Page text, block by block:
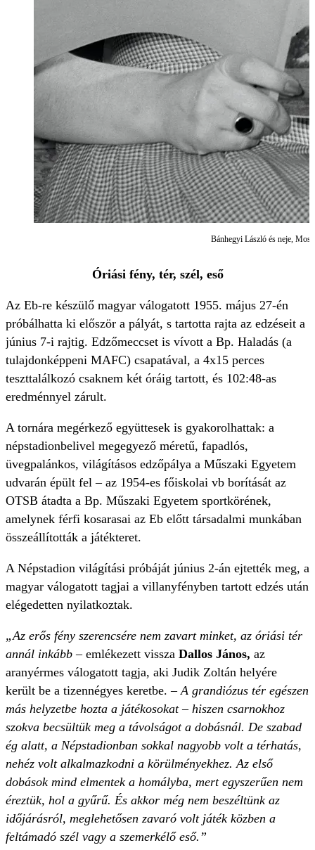
Bánhegyi László és neje,
Óriási fény, tér, szél, eső
Az Eb-re készülő magyar válogatott 1955. május 27-én
próbálhatta ki először a pályát, s tartotta rajta az edzéseit a
június 7-i rajtig. Edzőmeccset is vívott a Bp. Haladás (a
tulajdonképpeni MAFC) csapatával, a 4x15 perces
teszttalálkozó csaknem két óráig tartott, és 102:48-as
eredménnyel zárult.
A tornára megérkező együttesek is gyakorolhattak: a
népstadionbelivel megegyező méretű, fapadlós,
üvegpalánkos, világításos edzőpálya a Műszaki Egyetem
udvarán épült fel – az 1954-es főiskolai vb borítását az
OTSB átadta a Bp. Műszaki Egyetem sportkörének,
amelynek férfi kosarasai az Eb előtt társadalmi munkában
összeállították a játékteret.
A Népstadion világítási próbáját június 2-án ejtették meg, a
magyar válogatott tagjai a villanyfényben tartott edzés után
elégedetten nyilatkoztak.
„Az erős fény szerencsére nem zavart minket, az óriási tér
annál inkább– emlékezett vissza Dallos János, az
aranyérmes válogatott tagja, aki Judik Zoltán helyére
került be a tizennégyes keretbe. –A grandiózus tér egészen
más helyzetbe hozta a játékosokat – hiszen csarnokhoz
szokva becsültük meg a távolságot a dobásnál. De szabad
ég alatt, a Népstadionban sokkal nagyobb volt a térhatás,
nehéz volt alkalmazkodni a körülményekhez. Az első
dobások mind elmentek a homályba, mert egyszerűen nem
éreztük, hol a gyűrű. És akkor még nem beszéltünk az
időjárásról, meglehetősen zavaró volt játék közben a
feltámadó szél vagy a szemerkélő eső.”